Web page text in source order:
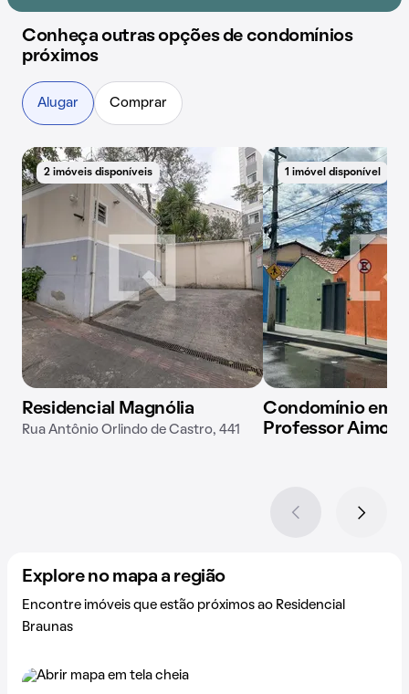
Conheça outras opções de condomínios
próximos
Alugar Comprar
2 imóveis disponíveis
Residencial Magnólia
Rua Antônio Orlindo de Castro, 441
1 imóvel disponível
Condomínio em
Professor
Explore no mapa a região
Encontre imóveis que estão próximos ao Residencial
Braunas